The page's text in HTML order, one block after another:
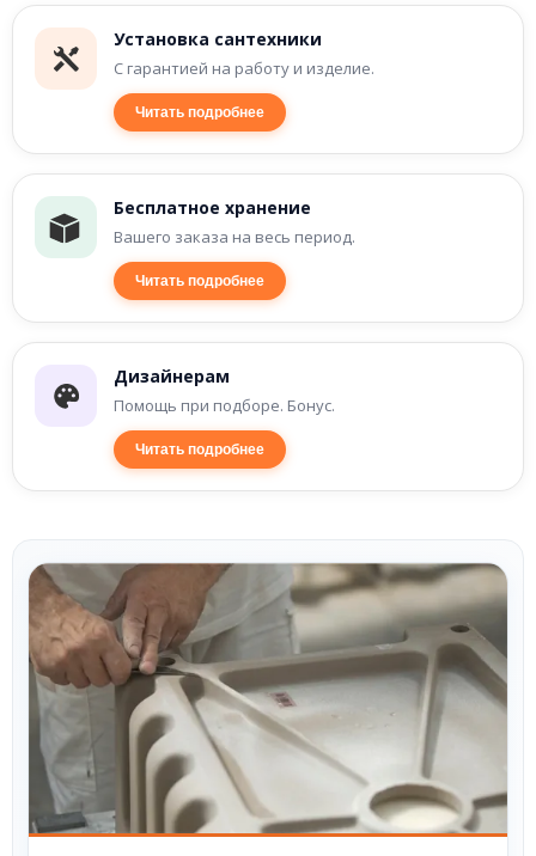
Установка сантехники
С гарантией на работу и изделие.
Читать подробнее
Бесплатное хранение
Вашего заказа на весь период.
Читать подробнее
Дизайнерам
Помощь при подборе. Бонус.
Читать подробнее